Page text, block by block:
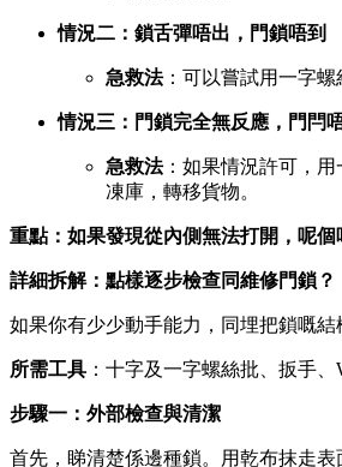
情況二：鎖舌彈唔出，門鎖唔到
急救法：可以嘗試用一字螺
情況三：門鎖完全無反應，門閂
急救法：如果情況許可，
凍庫，轉移貨物。
重點：如果發現從內側無法打開，呢
詳細拆解：點樣逐步檢查同維修門鎖？
如果你有少少動手能力，同埋把鎖嘅
所需工具 ：十字及一字螺絲批、扳手
步驟一：外部檢查與清潔
首先，睇清楚係邊種鎖。用乾布抹走